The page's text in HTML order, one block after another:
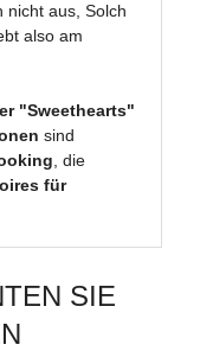
nicht aus, Solch
also am
"Sweethearts"
sind
, die
für
SIE